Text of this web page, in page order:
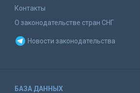
Контакты
О законодательстве стран СНГ
Новости законодательства
БАЗА ДАННЫХ